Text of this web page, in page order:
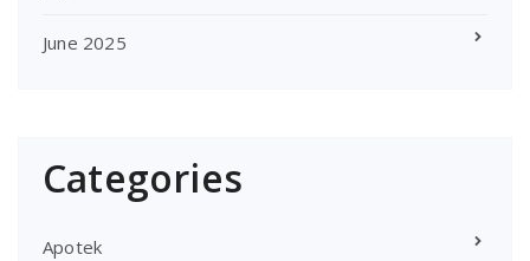
June 2025
Categories
Apotek